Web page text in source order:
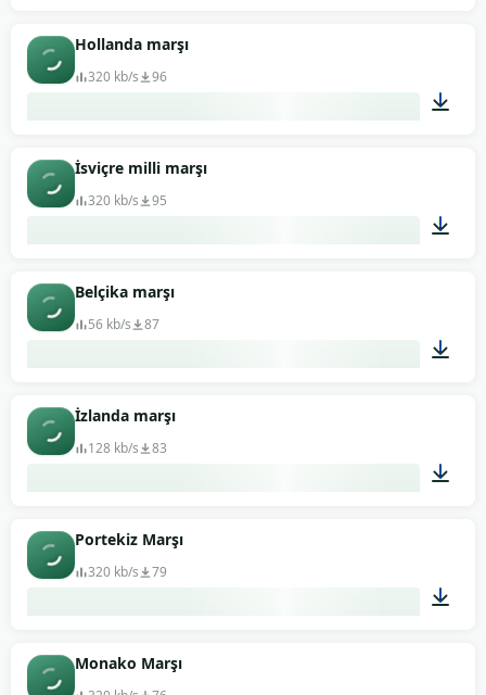
Hollanda marşı
320 kb/s 96
İsviçre milli marşı
320 kb/s 95
Belçika marşı
56 kb/s 87
İzlanda marşı
128 kb/s 83
Portekiz Marşı
320 kb/s 79
Monako Marşı